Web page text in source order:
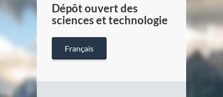
Dépôt ouvert des
sciences et technologie
Français